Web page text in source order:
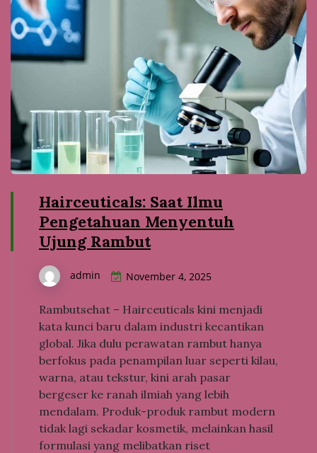
Hairceuticals: Saat Ilmu
Pengetahuan Menyentuh
Ujung Rambut
admin November 4, 2025
Rambutsehat – Hairceuticals kini menjadi
kata kunci baru dalam industri kecantikan
global. Jika dulu perawatan rambut hanya
berfokus pada penampilan luar seperti kilau,
warna, atau tekstur, kini arah pasar
bergeser ke ranah ilmiah yang lebih
mendalam. Produk-produk rambut modern
tidak lagi sekadar kosmetik, melainkan hasil
formulasi yang melibatkan riset